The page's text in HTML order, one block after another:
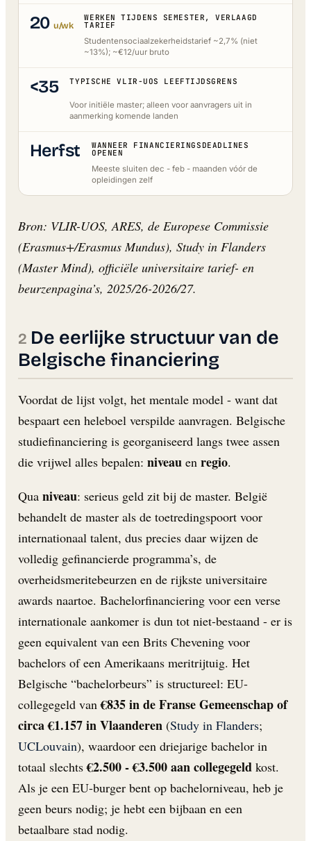
20u/wk
WERKEN TIJDENS SEMESTER, VERLAAGD
TARIEF
Studentensociaalzekerheidstarief ~2,7% (niet
~13%); ~€12/uur bruto
<35 TYPISCHE VLIR-UOS LEEFTIJDSGRENS
Voor initiële master; alleen voor aanvragers uit in
aanmerking komende landen
Herfst WANNEER FINANCIERINGSDEADLINES
OPENEN
Meeste sluiten dec - feb - maanden vóór de
opleidingen zelf
Bron: VLIR-UOS, ARES, de Europese Commissie
(Erasmus+/Erasmus Mundus), Study in Flanders
(Master Mind), officiële universitaire tarief- en
beurzenpagina’s, 2025/26-2026/27.
De eerlijke structuur van de
Belgische financiering
Voordat de lijst volgt, het mentale model - want dat
bespaart een heleboel verspilde aanvragen. Belgische
studiefinanciering is georganiseerd langs twee assen
die vrijwel alles bepalen: niveau en regio.
Qua niveau: serieus geld zit bij de master. België
behandelt de master als de toetredingspoort voor
internationaal talent, dus precies daar wijzen de
volledig gefinancierde programma’s, de
overheidsmeritebeurzen en de rijkste universitaire
awards naartoe. Bachelorfinanciering voor een verse
internationale aankomer is dun tot niet-bestaand - er is
geen equivalent van een Brits Chevening voor
bachelors of een Amerikaans meritrijtuig. Het
Belgische “bachelorbeurs” is structureel: EU-
collegegeld van€835 in de Franse Gemeenschap of
circa €1.157 in Vlaanderen (Study in Flanders;
UCLouvain), waardoor een driejarige bachelor in
totaal slechts€2.500 - €3.500 aan collegegeld kost.
Als je een EU-burger bent op bachelorniveau, heb je
geen beurs nodig; je hebt een bijbaan en een
betaalbare stad nodig.